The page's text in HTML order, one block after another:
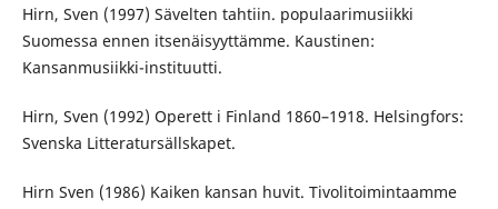
Hirn, Sven (1997) Sävelten tahtiin. populaarimusiikki
Suomessa ennen itsenäisyyttämme. Kaustinen:
Kansanmusiikki-instituutti.
Hirn, Sven (1992) Operett i Finland 1860–1918. Helsingfors:
Svenska Litteratursällskapet.
Hirn Sven (1986) Kaiken kansan huvit. Tivolitoimintaamme